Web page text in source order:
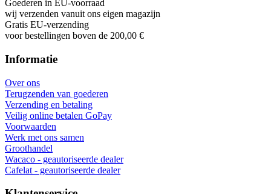
Goederen in EU-voorraad
wij verzenden vanuit ons eigen magazijn
Gratis EU-verzending
voor bestellingen boven de 200,00 €
Informatie
Over ons
Terugzenden van goederen
Verzending en betaling
Veilig online betalen GoPay
Voorwaarden
Werk met ons samen
Groothandel
Wacaco - geautoriseerde dealer
Cafelat - geautoriseerde dealer